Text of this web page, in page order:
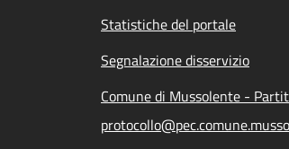
Statistiche del portale
Segnalazione disservizio
Comune di Mussolente -